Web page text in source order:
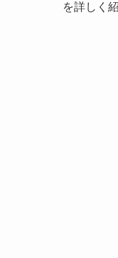
を詳しく